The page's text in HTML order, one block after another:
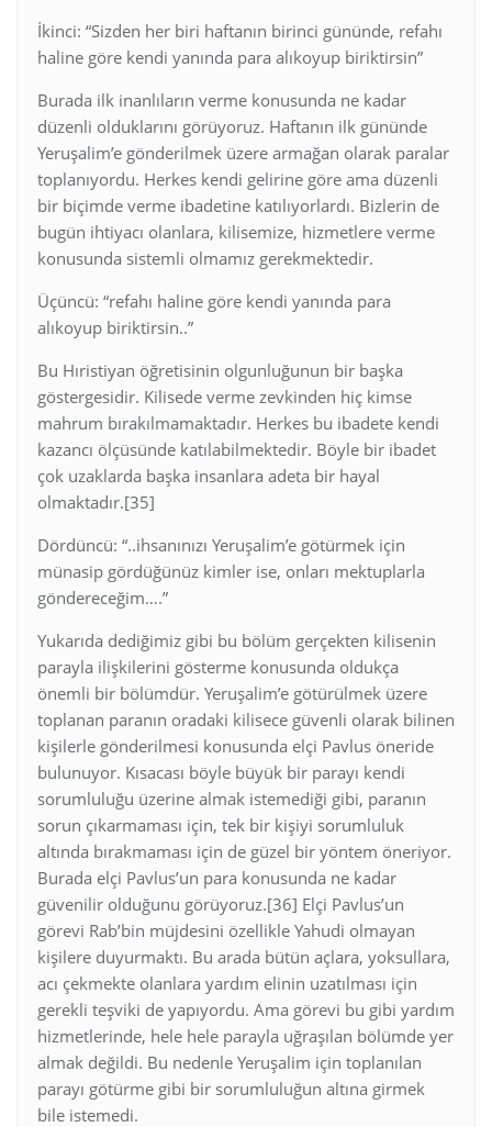
İkinci: “Sizden her biri haftanın birinci gününde, refahı
haline göre kendi yanında para alıkoyup biriktirsin”
Burada ilk inanlıların verme konusunda ne kadar
düzenli olduklarını görüyoruz. Haftanın ilk gününde
Yeruşalim’e gönderilmek üzere armağan olarak paralar
toplanıyordu. Herkes kendi gelirine göre ama düzenli
bir biçimde verme ibadetine katılıyorlardı. Bizlerin de
bugün ihtiyacı olanlara, kilisemize, hizmetlere verme
konusunda sistemli olmamız gerekmektedir.
Üçüncü: “refahı haline göre kendi yanında para
alıkoyup biriktirsin..”
Bu Hıristiyan öğretisinin olgunluğunun bir başka
göstergesidir. Kilisede verme zevkinden hiç kimse
mahrum bırakılmamaktadır. Herkes bu ibadete kendi
kazancı ölçüsünde katılabilmektedir. Böyle bir ibadet
çok uzaklarda başka insanlara adeta bir hayal
olmaktadır.[35]
Dördüncü: “..ihsanınızı Yeruşalim’e götürmek için
münasip gördüğünüz kimler ise, onları mektuplarla
göndereceğim….”
Yukarıda dediğimiz gibi bu bölüm gerçekten kilisenin
parayla ilişkilerini gösterme konusunda oldukça
önemli bir bölümdür. Yeruşalim’e götürülmek üzere
toplanan paranın oradaki kilisece güvenli olarak bilinen
kişilerle gönderilmesi konusunda elçi Pavlus öneride
bulunuyor. Kısacası böyle büyük bir parayı kendi
sorumluluğu üzerine almak istemediği gibi, paranın
sorun çıkarmaması için, tek bir kişiyi sorumluluk
altında bırakmaması için de güzel bir yöntem öneriyor.
Burada elçi Pavlus’un para konusunda ne kadar
güvenilir olduğunu görüyoruz.[36] Elçi Pavlus’un
görevi Rab’bin müjdesini özellikle Yahudi olmayan
kişilere duyurmaktı. Bu arada bütün açlara, yoksullara,
acı çekmekte olanlara yardım elinin uzatılması için
gerekli teşviki de yapıyordu. Ama görevi bu gibi yardım
hizmetlerinde, hele hele parayla uğraşılan bölümde yer
almak değildi. Bu nedenle Yeruşalim için toplanılan
parayı götürme gibi bir sorumluluğun altına girmek
bile istemedi.